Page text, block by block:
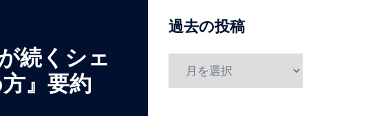
続くシェ
』要約
過去の投稿